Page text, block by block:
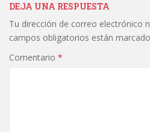
DEJA UNA RESPUESTA
Tu dirección de correo electrónico
campos obligatorios están
Comentario *